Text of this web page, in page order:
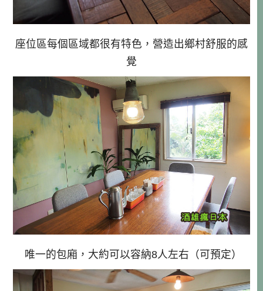
座位區每個區域都很有特色，營造出鄉村舒服的感
覺
唯一的包廂，大約可以容納8人左右（可預定）